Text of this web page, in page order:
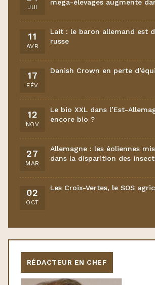
JUI
mega-élevages augmente
11
AVR
Lait : le baron allemand est
russe
17
FÉV
Danish Crown en perte
12
NOV
Le bio XXL dans l’Est-
encore bio ?
27
MAR
Allemagne : les éoliennes
dans la disparition des
02
OCT
Les Croix-Vertes, le SOS
RÉDACTEUR EN CHEF